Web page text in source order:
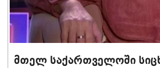
მთელ საქართველოში